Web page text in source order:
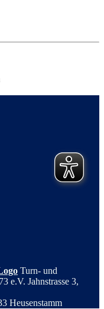
Turn- und
e.V. Jahnstrasse 3,
Heusenstamm